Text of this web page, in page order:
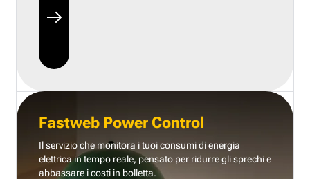
Fastweb Power Control
Il servizio che monitora i tuoi consumi di energia
elettrica in tempo reale, pensato per ridurre gli sprechi e
abbassare i costi in bolletta.